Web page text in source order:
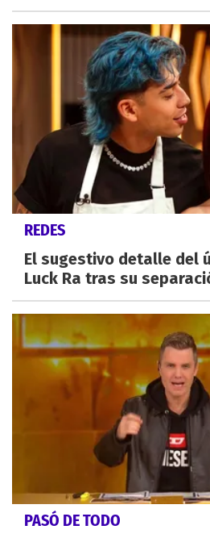
REDES
El sugestivo detalle del
Luck Ra tras su
PASÓ DE TODO